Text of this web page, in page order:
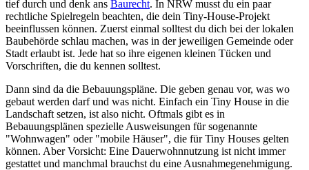
tief durch und denk ans Baurecht. In NRW musst du ein paar
rechtliche Spielregeln beachten, die dein Tiny-House-Projekt
beeinflussen können. Zuerst einmal solltest du dich bei der lokalen
Baubehörde schlau machen, was in der jeweiligen Gemeinde oder
Stadt erlaubt ist. Jede hat so ihre eigenen kleinen Tücken und
Vorschriften, die du kennen solltest.
Dann sind da die Bebauungspläne. Die geben genau vor, was wo
gebaut werden darf und was nicht. Einfach ein Tiny House in die
Landschaft setzen, ist also nicht. Oftmals gibt es in
Bebauungsplänen spezielle Ausweisungen für sogenannte
"Wohnwagen" oder "mobile Häuser", die für Tiny Houses gelten
können. Aber Vorsicht: Eine Dauerwohnnutzung ist nicht immer
gestattet und manchmal brauchst du eine Ausnahmegenehmigung.